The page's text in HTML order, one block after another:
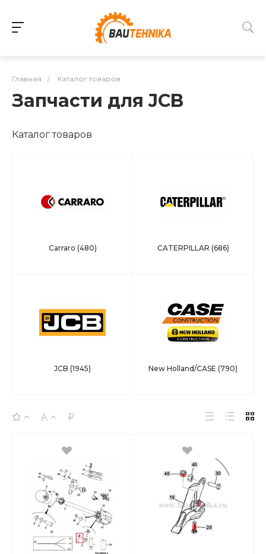
Главная / Каталог товаров
Запчасти для JCB
Каталог товаров
Carraro (480) CATERPILLAR (686)
JCB (1945) New Holland/CASE (790)